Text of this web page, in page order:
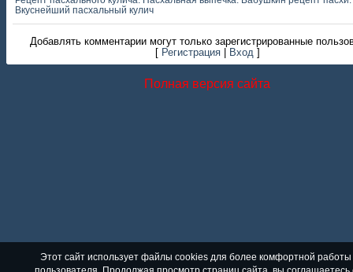
Вкуснейший пасхальный кулич
Добавлять комментарии могут только зарегистрированные
Регистрация Вход
Полная версия сайта
Этот сайт использует файлы cookies для более комфортной работы